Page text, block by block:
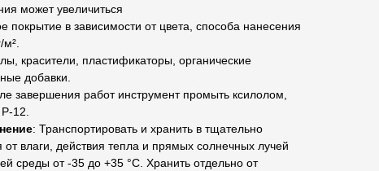
может увеличиться
покрытие в зависимости от цвета, способа нанесения
красители, пластификаторы, органические
добавки.
завершения работ инструмент промыть ксилолом,
12.
: Транспортировать и хранить в тщательно
влаги, действия тепла и прямых солнечных лучей
среды от -35 до +35 °С. Хранить отдельно от